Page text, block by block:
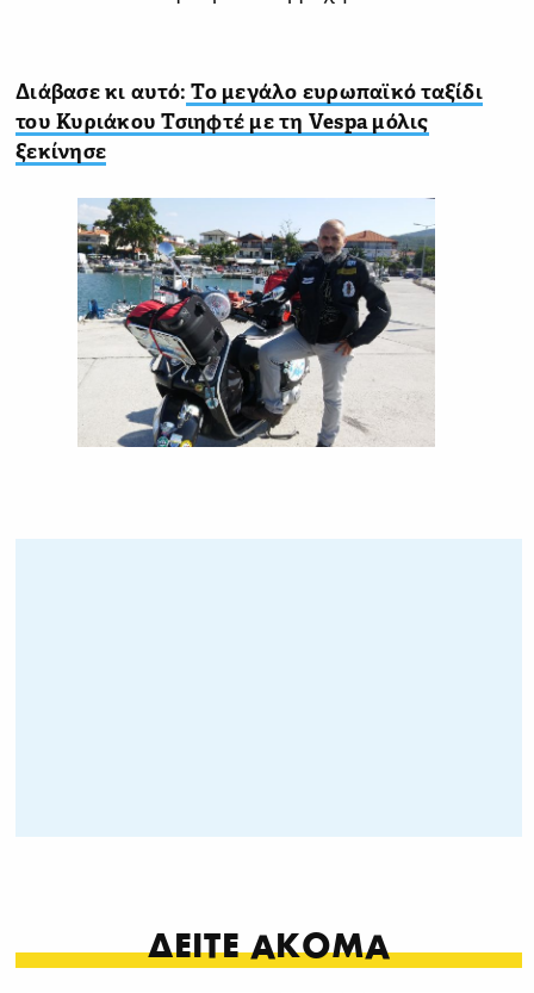
Διάβασε κι αυτό: Το μεγάλο ευρωπαϊκό ταξίδι
του Κυριάκου Τσιηφτέ με τη Vespa μόλις
ξεκίνησε
ΔΕΙΤΕ ΑΚΟΜΑ